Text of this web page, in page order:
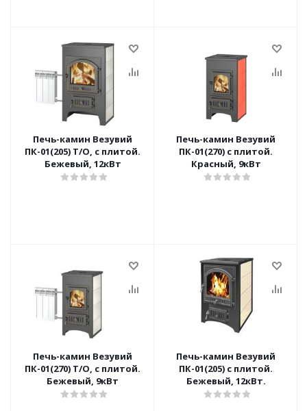
Печь-камин Везувий
ПК-01(205) Т/О, с плитой.
Бежевый, 12кВт
Печь-камин Везувий
ПК-01(270) с плитой.
Красный, 9кВт
Печь-камин Везувий
ПК-01(270) Т/О, с плитой.
Бежевый, 9кВт
Печь-камин Везувий
ПК-01(205) с плитой.
Бежевый, 12кВт.